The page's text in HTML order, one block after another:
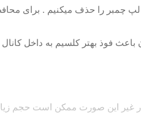
پالپ چمبر را حذف میکنیم . برای
فوذ بهتر کلسیم به داخل
در غیر این صورت ممکن است حجم